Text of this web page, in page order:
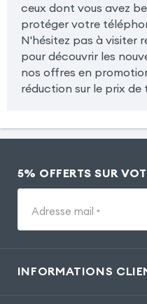
ceux dont vous avez
protéger votre
N'hésitez pas à visiter
pour découvrir les
nos offres en
réduction sur le prix de
5% OFFERTS SUR
Adresse mail *
INFORMATIONS